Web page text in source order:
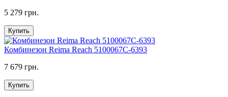
5 279 грн.
Купить
Комбинезон Reima Reach 5100067C-6393
7 679 грн.
Купить